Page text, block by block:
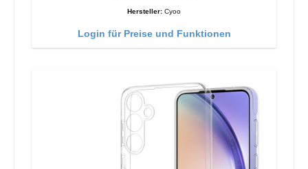
Hersteller: Cyoo
Login für Preise und Funktionen